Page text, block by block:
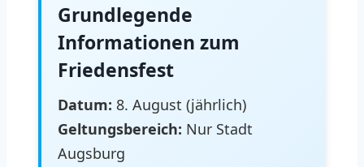
Grundlegende
Informationen zum
Friedensfest
Datum: 8. August (jährlich)
Geltungsbereich: Nur Stadt
Augsburg